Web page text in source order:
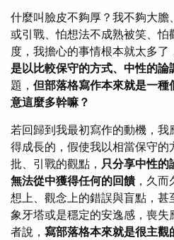
什麼叫臉皮不夠厚？我不夠大
或引戰、怕想法不成熟被笑、怕
度，我擔心的事情根本就太多了
是以比較保守的方式、中性的論
題， 但部落格寫作本來就是一
意這麼多幹嘛？
若回歸到我最初寫作的動機，
得成長的，假使我以相當保守
批、引戰的觀點， 只分享中性的
無法從中獲得任何的回饋，久而
想上、觀念上的錯誤與盲點，
象牙塔或是穩定的安逸感，喪
者說，寫部落格本來就是很主觀